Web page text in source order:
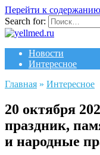
Перейти к содержанию
Search for:
Новости
Интересное
Главная » Интересное
20 октября
праздник,
и народные